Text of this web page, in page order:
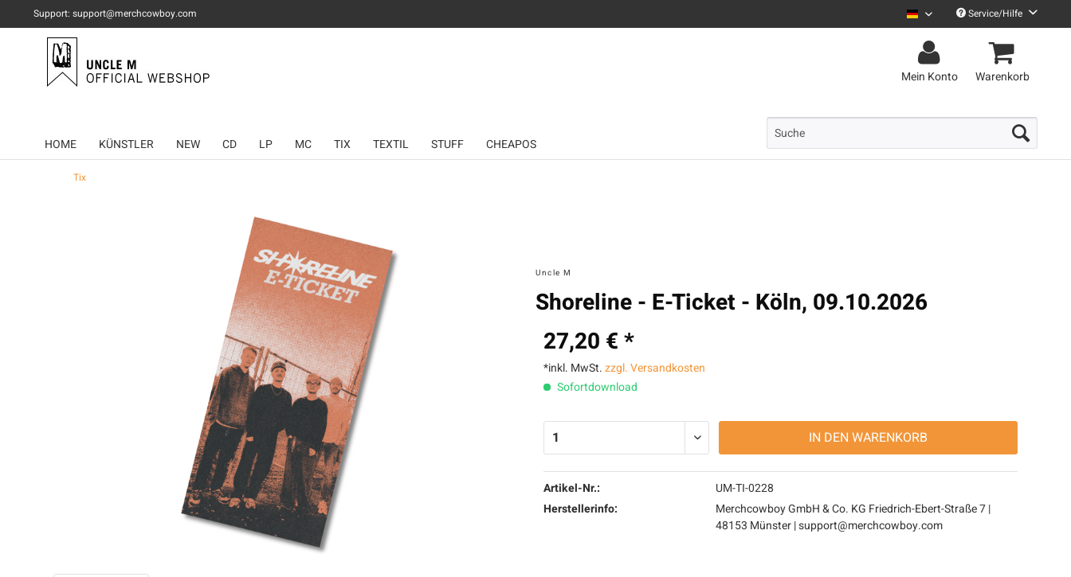
Support: support@merchcowboy.com Uncle M DeutschService/Hilfe
Mein Konto Warenkorb
HOME KÜNSTLER NEW CD LP MC TIX TEXTIL STUFF CHEAPOS
Tix
Uncle M
Shoreline - E-Ticket - Köln, 09.10.2026
27,20 € *
*inkl. MwSt.zzgl. Versandkosten
Sofortdownload
IN DEN WARENKORB
Artikel-Nr.:
UM-TI-0228
Herstellerinfo:
Merchcowboy GmbH & Co. KG Friedrich-Ebert-Straße 7 |
48153 Münster | support@merchcowboy.com